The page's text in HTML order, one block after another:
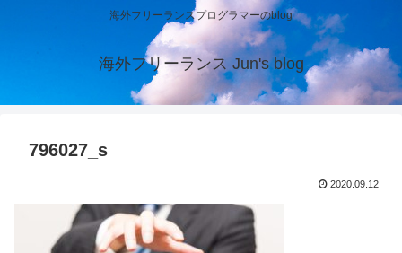
海外フリーランスプログラマーのblog
海外フリーランス Jun's blog
796027_s
2020.09.12